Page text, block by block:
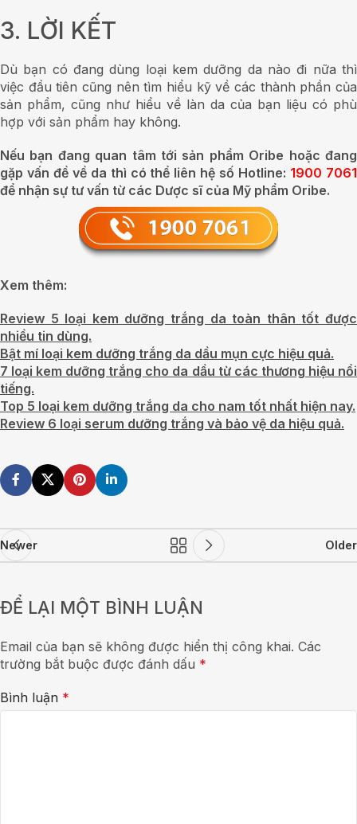
3. LỜI KẾT
Dù bạn có đang dùng loại kem dưỡng da nào đi nữa thì
việc đầu tiên cũng nên tìm hiểu kỹ về các thành phần của
sản phẩm, cũng như hiểu về làn da của bạn liệu có phù
hợp với sản phẩm hay không.
Nếu bạn đang quan tâm tới sản phẩm Oribe hoặc đang
gặp vấn đề về da thì có thể liên hệ số Hotline: 1900 7061
để nhận sự tư vấn từ các Dược sĩ của Mỹ phẩm Oribe.
Xem thêm:
Review 5 loại kem dưỡng trắng da toàn thân tốt được
nhiều tin dùng.
Bật mí loại kem dưỡng trắng da dầu mụn cực hiệu quả.
7 loại kem dưỡng trắng cho da dầu từ các thương hiệu nổi
tiếng.
Top 5 loại kem dưỡng trắng da cho nam tốt nhất hiện nay.
Review 6 loại serum dưỡng trắng và bảo vệ da hiệu quả.
Newer Older
ĐỂ LẠI MỘT BÌNH LUẬN
Email của bạn sẽ không được hiển thị công khai. Các
trường bắt buộc được đánh dấu *
Bình luận *